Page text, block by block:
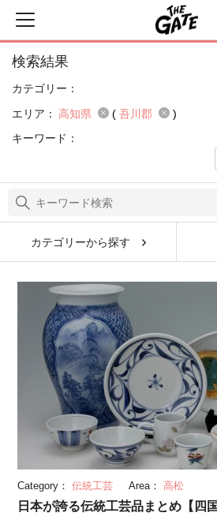
検索結果
カテゴリー：
エリア：
高知県 ( 吾川郡
)
キーワード：
カテゴリーから探す
Category： 伝統工芸 Area： 高松
日本が誇る伝統工芸品まとめ【四